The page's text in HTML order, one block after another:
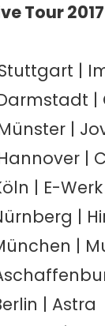
Tour 2017
Stuttgart |
Darmstadt
Münster |
Hannover |
| E-Werk
Nürnberg |
München |
| Astra